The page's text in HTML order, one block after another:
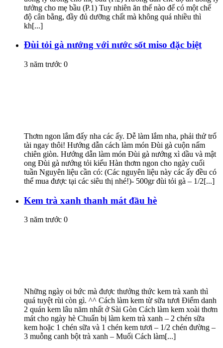
tưởng cho mẹ bầu (P.1) Tuy nhiên ăn thế nào để có một chế
độ cân bằng, đầy đủ dưỡng chất mà không quá nhiều thì
kh[...]
Đùi tỏi gà nướng với nước sốt miso đặc biệt
3 năm trước 0
Thơm ngon lắm đấy nha các ấy. Dễ làm lắm nha, phải thử trổ
tài ngay thôi! Hướng dẫn cách làm món Đùi gà cuộn nấm
chiên giòn. Hướng dẫn làm món Đùi gà nướng xì dầu và mật
ong Đùi gà nướng tỏi kiểu Hàn thơm ngon cho ngày cuối
tuần Nguyên liệu cần có: (Các nguyên liệu này các ấy đều có
thể mua được tại các siêu thị nhé!)- 500gr đùi tỏi gà – 1/2[...]
Kem trà xanh thanh mát đầu hè
3 năm trước 0
Những ngày oi bức mà được thưởng thức kem trà xanh thì
quá tuyệt rùi còn gì. ^^ Cách làm kem từ sữa tươi Điểm danh
2 quán kem lâu năm nhất ở Sài Gòn Cách làm kem xoài thơm
mát cho ngày hè Chuẩn bị làm kem trà xanh – 2 chén sữa
kem hoặc 1 chén sữa và 1 chén kem tươi – 1/2 chén đường –
3 muỗng canh bột trà xanh – Muối Cách làm[...]